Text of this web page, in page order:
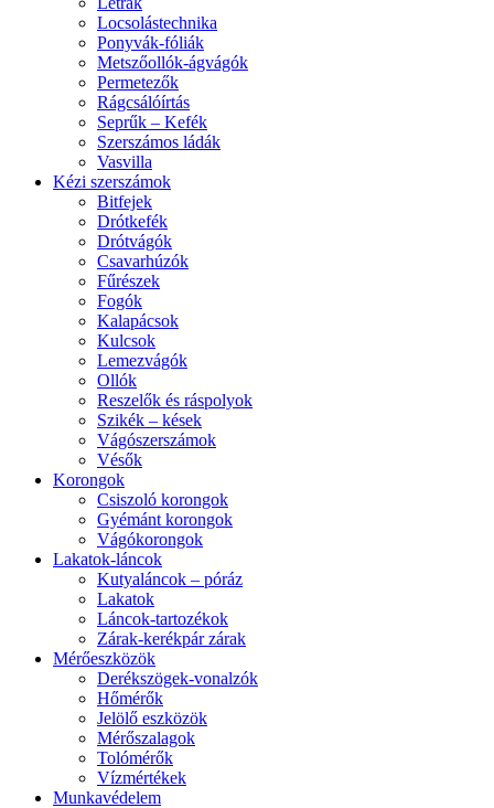
Locsolástechnika
Ponyvák-fóliák
Metszőollók-ágvágók
Permetezők
Rágcsálóírtás
Seprűk – Kefék
Szerszámos ládák
Vasvilla
Kézi szerszámok
Bitfejek
Drótkefék
Drótvágók
Csavarhúzók
Fűrészek
Fogók
Kalapácsok
Kulcsok
Lemezvágók
Ollók
Reszelők és ráspolyok
Szikék – kések
Vágószerszámok
Vésők
Korongok
Csiszoló korongok
Gyémánt korongok
Vágókorongok
Lakatok-láncok
Kutyaláncok – póráz
Lakatok
Láncok-tartozékok
Zárak-kerékpár zárak
Mérőeszközök
Derékszögek-vonalzók
Hőmérők
Jelölő eszközök
Mérőszalagok
Tolómérők
Vízmértékek
Munkavédelem